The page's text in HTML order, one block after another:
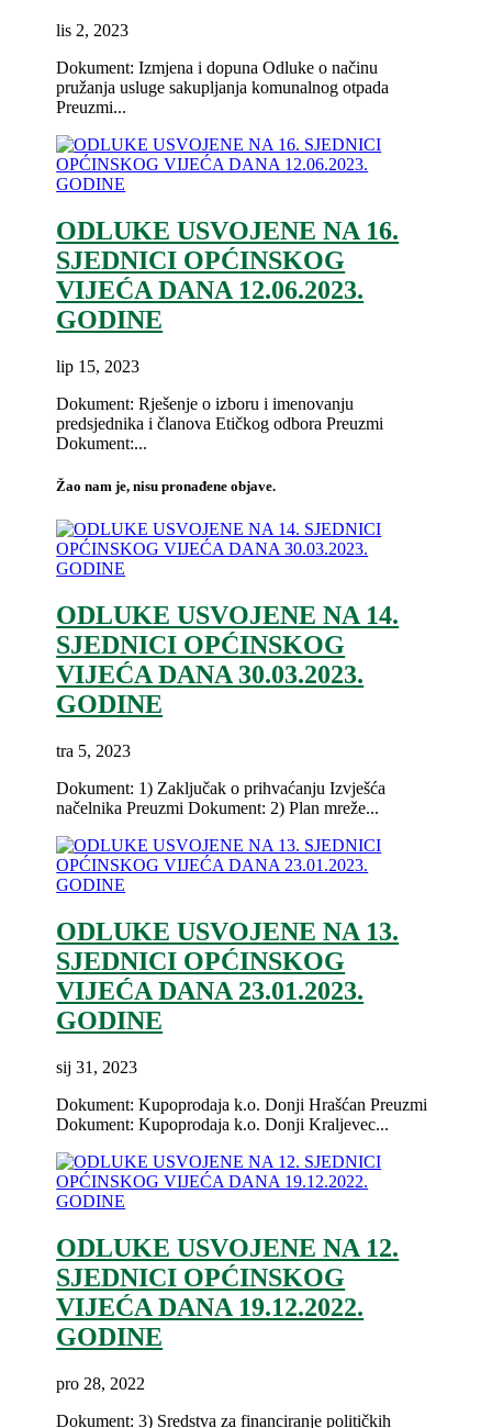
lis 2, 2023
Dokument: Izmjena i dopuna Odluke o načinu
pružanja usluge sakupljanja komunalnog otpada
Preuzmi...
ODLUKE USVOJENE NA 16.
SJEDNICI OPĆINSKOG
VIJEĆA DANA 12.06.2023.
GODINE
lip 15, 2023
Dokument: Rješenje o izboru i imenovanju
predsjednika i članova Etičkog odbora Preuzmi
Dokument:...
Žao nam je, nisu pronađene objave.
ODLUKE USVOJENE NA 14.
SJEDNICI OPĆINSKOG
VIJEĆA DANA 30.03.2023.
GODINE
tra 5, 2023
Dokument: 1) Zaključak o prihvaćanju Izvješća
načelnika Preuzmi Dokument: 2) Plan mreže...
ODLUKE USVOJENE NA 13.
SJEDNICI OPĆINSKOG
VIJEĆA DANA 23.01.2023.
GODINE
sij 31, 2023
Dokument: Kupoprodaja k.o. Donji Hrašćan Preuzmi
Dokument: Kupoprodaja k.o. Donji Kraljevec...
ODLUKE USVOJENE NA 12.
SJEDNICI OPĆINSKOG
VIJEĆA DANA 19.12.2022.
GODINE
pro 28, 2022
Dokument: 3) Sredstva za financiranje političkih